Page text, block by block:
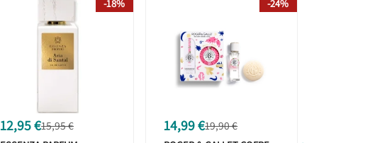
12,95 €15,95 €
-18%
14,99 €19,90 €
-24%